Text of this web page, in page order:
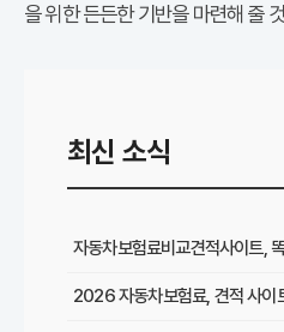
을 위한 든든한 기반을 마련해 줄
최신 소식